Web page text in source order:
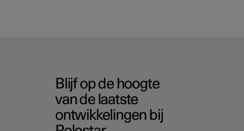
Blijf op de hoogte
van de laatste
ontwikkelingen bij